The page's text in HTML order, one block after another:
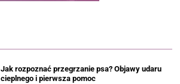
Jak rozpoznać przegrzanie psa? Objawy udaru
cieplnego i pierwsza pomoc